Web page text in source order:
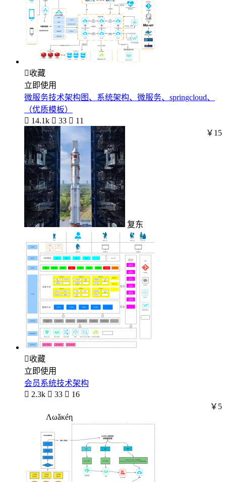
收藏
立即使用
微服务技术架构图、系统架构、微服务、springcloud、
（优质模板）
 14.1k  33  11
复东
￥15
收藏
立即使用
会员系统技术架构
 2.3k  33  16
Λωǎκéη
￥5